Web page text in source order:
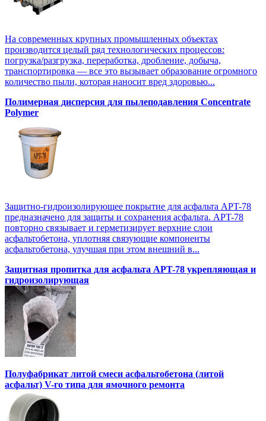
На современных крупных промышленных объектах
производится целый ряд технологических процессов:
погрузка/разгрузка, переработка, дробление, добыча,
транспортировка — все это вызывает образование огромного
количество пыли, которая наносит вред здоровью...
Полимерная дисперсия для пылеподавления Concentrate
Polymer
Защитно-гидроизолирующее покрытие для асфальта APT-78
предназначено для защиты и сохранения асфальта. APT-78
повторно связывает и герметизирует верхние слои
асфальтобетона, уплотняя связующие компоненты
асфальтобетона, улучшая при этом внешний в...
Защитная пропитка для асфальта APT-78 укрепляющая и
гидроизолирующая
Полуфабрикат литой смеси асфальтобетона (литой
асфальт) V-го типа для ямочного ремонта